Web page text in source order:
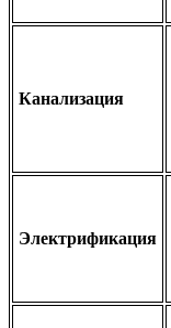
Канализация
Электрификация